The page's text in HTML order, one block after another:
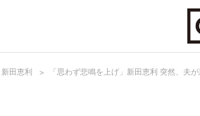
新田恵利 「思わず悲鳴を上げ」新田恵利 突然、夫